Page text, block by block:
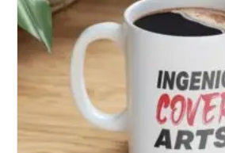
d
u
t
o
t
i
e